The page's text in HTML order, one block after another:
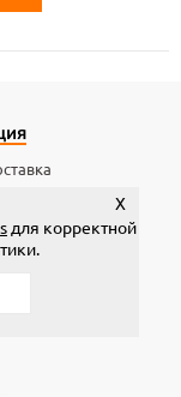
X
для корректной